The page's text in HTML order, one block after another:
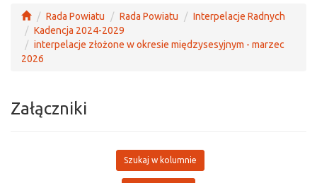
Rada Powiatu Rada Powiatu
Interpelacje Radnych
Kadencja 2024-2029
interpelacje złożone w okresie międzysesyjnym - marzec
2026
Załączniki
Szukaj w kolumnie